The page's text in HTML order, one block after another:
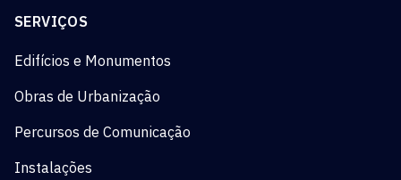
SERVIÇOS
Edifícios e Monumentos
Obras de Urbanização
Percursos de Comunicação
Instalações